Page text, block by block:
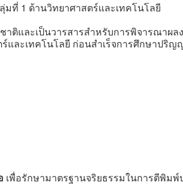
มที่ 1 ด้านวิทยาศาสตร์และเทคโนโลยี
ติและเป็นวารสารสำหรับการพิจารณาผล
ละเทคโนโลยี ก่อนสำเร็จการศึกษาปริญ
เพื่อรักษามาตรฐานจริยธรรมในการตีพิม